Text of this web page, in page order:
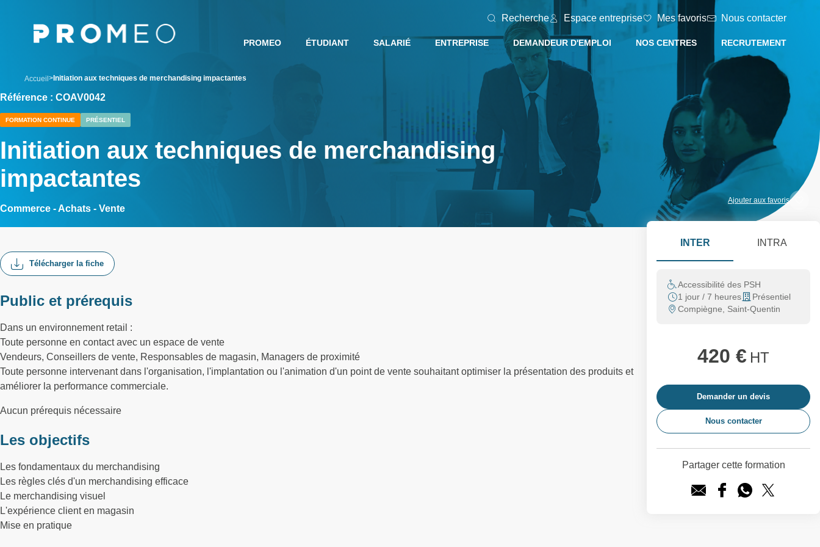
Recherche Espace entreprise Mes favoris Nous contacter
PROMEO ÉTUDIANT SALARIÉ ENTREPRISE DEMANDEUR D'EMPLOI NOS CENTRES RECRUTEMENT
Accueil Initiation aux techniques de merchandising impactantes
Référence : COAV0042
FORMATION CONTINUE PRÉSENTIEL
Initiation aux techniques de merchandising
impactantes
Commerce - Achats - Vente
Ajouter aux favoris
Télécharger la fiche
Public et prérequis
Dans un environnement retail :
Toute personne en contact avec un espace de vente
Vendeurs, Conseillers de vente, Responsables de magasin, Managers de proximité
Toute personne intervenant dans l'organisation, l'implantation ou l'animation d'un point de vente souhaitant optimiser la présentation des produits et
améliorer la performance commerciale.
Aucun prérequis nécessaire
Les objectifs
Les fondamentaux du merchandising
Les règles clés d'un merchandising efficace
Le merchandising visuel
L'expérience client en magasin
Mise en pratique
INTER INTRA
Accessibilité des PSH
1 jour / 7 heures
Présentiel
Compiègne, Saint-Quentin
420 € HT
Demander un devis
Nous contacter
Partager cette formation